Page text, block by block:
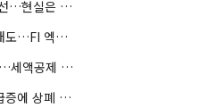
(AI 보험혁신)①생산성 최대 80% 개선…현실은 '실행 격차'
(락업의 두얼굴)②공모가 뛰자 첫날 매도…FI 엑시트 전략 갈렸다
HD현대엔솔, '한국판 IRA' 수혜 부상…세액공제 선택이 변수
유증·CB 줄줄이 무산…코스닥 벌점 급증에 상폐 압박